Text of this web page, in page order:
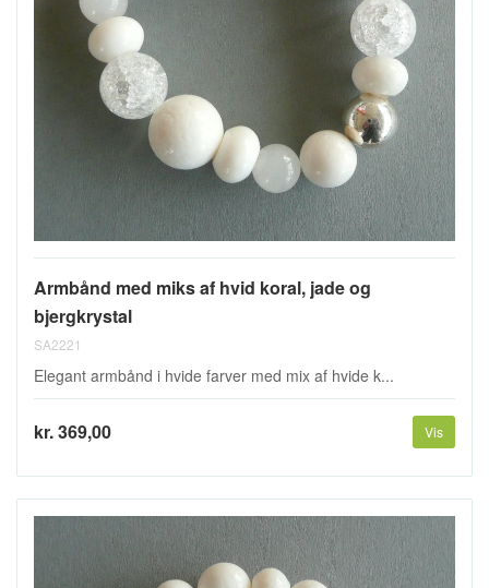
Armbånd med miks af hvid koral, jade og
bjergkrystal
SA2221
Elegant armbånd i hvide farver med mix af hvide k...
kr. 369,00 Vis